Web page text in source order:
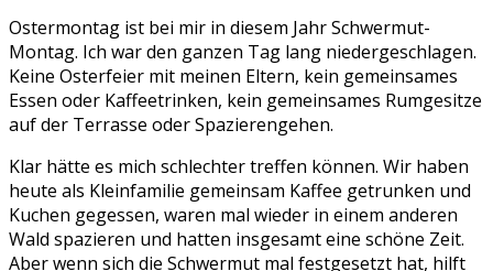
Ostermontag ist bei mir in diesem Jahr Schwermut-
Montag. Ich war den ganzen Tag lang niedergeschlagen.
Keine Osterfeier mit meinen Eltern, kein gemeinsames
Essen oder Kaffeetrinken, kein gemeinsames Rumgesitze
auf der Terrasse oder Spazierengehen.
Klar hätte es mich schlechter treffen können. Wir haben
heute als Kleinfamilie gemeinsam Kaffee getrunken und
Kuchen gegessen, waren mal wieder in einem anderen
Wald spazieren und hatten insgesamt eine schöne Zeit.
Aber wenn sich die Schwermut mal festgesetzt hat, hilft